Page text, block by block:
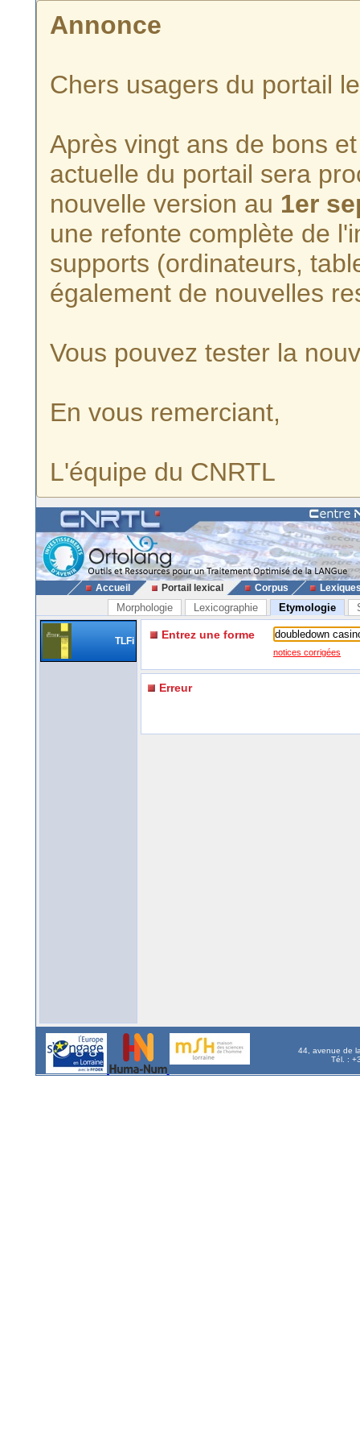
Annonce
Chers usagers du portail
Après vingt ans de bons
actuelle du portail sera
nouvelle version au 1er
une refonte complète de
supports (ordinateurs,
également de nouvelles
Vous pouvez tester la
En vous remerciant,
L'équipe du CNRTL
Accueil Portail lexical Corpus
Morphologie Lexicographie Etymologie
TLFi Entrez une forme
notices corrigées
Erreur
44, avenue de
Tél. :